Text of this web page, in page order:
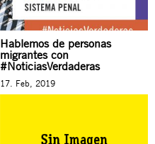
Hablemos de personas
migrantes con
#NoticiasVerdaderas
17. Feb, 2019